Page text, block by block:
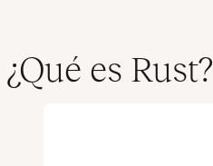
¿Qué es Rust?